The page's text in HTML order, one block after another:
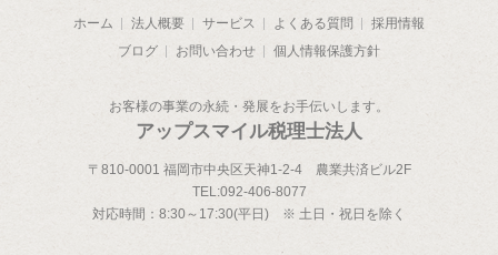
ホーム 法人概要 サービス よくある質問
採用情報
ブログ
お問い合わせ 個人情報保護方針
お客様の事業の永続・発展をお手伝いします。
アップスマイル税理士法人
〒810-0001 福岡市中央区天神1-2-4 農業共済ビル2F
TEL:092-406-8077
対応時間： 8:30～17:30(平日) ※ 土日・祝日を除く